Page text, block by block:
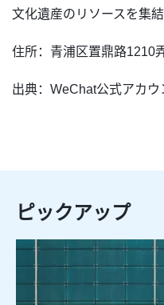
文化遺産のリソースを集結
住所：青浦区置鼎路1210
出典：WeChat公式アカウ
ピックアップ